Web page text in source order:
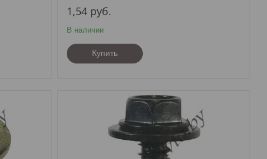
1,54 руб.
В наличии
Купить